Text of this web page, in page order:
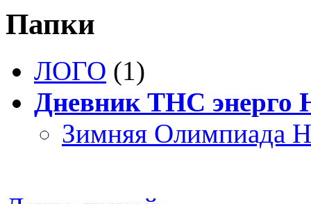
Папки
ЛОГО (1)
Дневник ТНС энерго
Зимняя Олимпиада